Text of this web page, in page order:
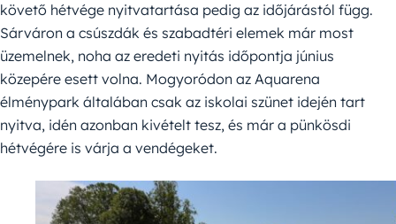
követő hétvége nyitvatartása pedig az időjárástól függ.
Sárváron a csúszdák és szabadtéri elemek már most
üzemelnek, noha az eredeti nyitás időpontja június
közepére esett volna. Mogyoródon az Aquarena
élménypark általában csak az iskolai szünet idején tart
nyitva, idén azonban kivételt tesz, és már a pünkösdi
hétvégére is várja a vendégeket.